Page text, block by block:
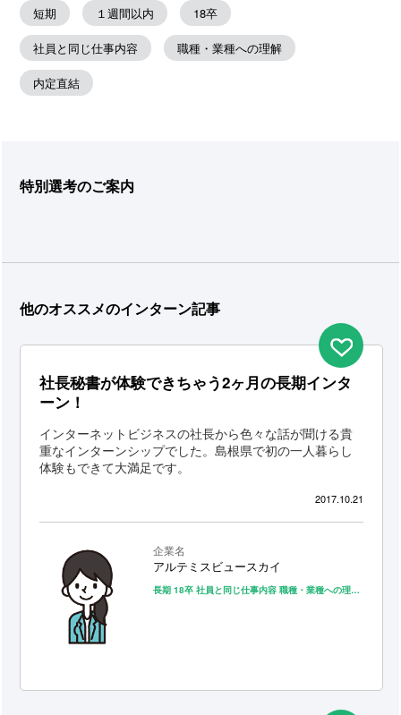
短期 １週間以内 18卒
社員と同じ仕事内容 職種・業種への理解
内定直結
特別選考のご案内
他のオススメのインターン記事
社長秘書が体験できちゃう2ヶ月の長期インタ
ーン！
インターネットビジネスの社長から色々な話が聞ける貴
重なインターンシップでした。島根県で初の一人暮らし
体験もできて大満足です。
2017.10.21
企業名
アルテミスビュースカイ
長期 18卒 社員と同じ仕事内容 職種・業種への理解